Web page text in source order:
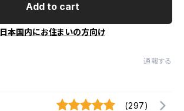
Add to cart
日本国内にお住まいの方向け
通報する
(297)